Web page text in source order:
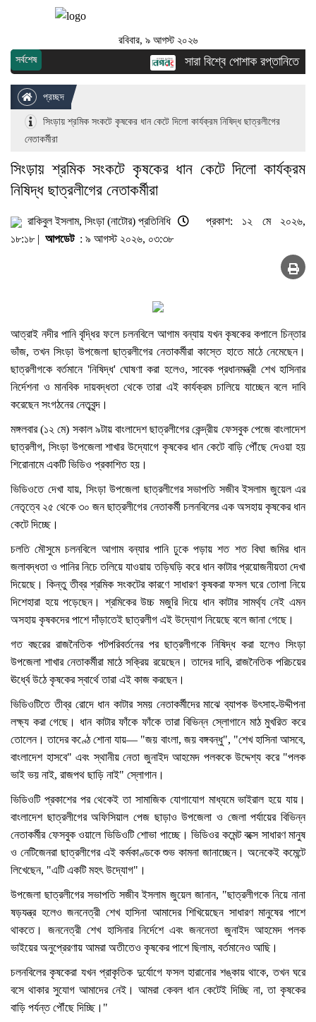
রবিবার, ৯ আগস্ট ২০২৬
সর্বশেষ সারা বিশ্বে পোশাক রপ্তানিতে
প্রচ্ছদ
সিংড়ায় শ্রমিক সংকটে কৃষকের ধান কেটে দিলো কার্যক্রম নিষিদ্ধ ছাত্রলীগের
নেতাকর্মীরা
সিংড়ায় শ্রমিক সংকটে কৃষকের ধান কেটে দিলো কার্যক্রম
নিষিদ্ধ ছাত্রলীগের নেতাকর্মীরা
রাকিবুল ইসলাম, সিংড়া (নাটোর) প্রতিনিধি
প্রকাশ: ১২ মে ২০২৬,
১৮:১৮ | আপডেট: ৯ আগস্ট ২০২৬, ০৩:৩৮
আত্রাই নদীর পানি বৃদ্ধির ফলে চলনবিলে আগাম বন্যায় যখন কৃষকের কপালে চিন্তার
ভাঁজ, তখন সিংড়া উপজেলা ছাত্রলীগের নেতাকর্মীরা কাস্তে হাতে মাঠে নেমেছেন।
ছাত্রলীগকে বর্তমানে 'নিষিদ্ধ' ঘোষণা করা হলেও, সাবেক প্রধানমন্ত্রী শেখ হাসিনার
নির্দেশনা ও মানবিক দায়বদ্ধতা থেকে তারা এই কার্যক্রম চালিয়ে যাচ্ছেন বলে দাবি
করেছেন সংগঠনের নেতৃবৃন্দ।
মঙ্গলবার (১২ মে) সকাল ৯টায় বাংলাদেশ ছাত্রলীগের কেন্দ্রীয় ফেসবুক পেজে বাংলাদেশ
ছাত্রলীগ, সিংড়া উপজেলা শাখার উদ্যোগে কৃষকের ধান কেটে বাড়ি পৌঁছে দেওয়া হয়
শিরোনামে একটি ভিডিও প্রকাশিত হয়।
ভিডিওতে দেখা যায়, সিংড়া উপজেলা ছাত্রলীগের সভাপতি সজীব ইসলাম জুয়েল এর
নেতৃত্বে ২৫ থেকে ৩০ জন ছাত্রলীগের নেতাকর্মী চলনবিলের এক অসহায় কৃষকের ধান
কেটে দিচ্ছে।
চলতি মৌসুমে চলনবিলে আগাম বন্যার পানি ঢুকে পড়ায় শত শত বিঘা জমির ধান
জলাবদ্ধতা ও পানির নিচে তলিয়ে যাওয়ায় তড়িঘড়ি করে ধান কাটার প্রয়োজনীয়তা দেখা
দিয়েছে। কিন্তু তীব্র শ্রমিক সংকটের কারণে সাধারণ কৃষকরা ফসল ঘরে তোলা নিয়ে
দিশেহারা হয়ে পড়েছেন। শ্রমিকের উচ্চ মজুরি দিয়ে ধান কাটার সামর্থ্য নেই এমন
অসহায় কৃষকদের পাশে দাঁড়াতেই ছাত্রলীগ এই উদ্যোগ নিয়েছে বলে জানা গেছে।
গত বছরের রাজনৈতিক পটপরিবর্তনের পর ছাত্রলীগকে নিষিদ্ধ করা হলেও সিংড়া
উপজেলা শাখার নেতাকর্মীরা মাঠে সক্রিয় রয়েছেন। তাদের দাবি, রাজনৈতিক পরিচয়ের
ঊর্ধ্বে উঠে কৃষকের স্বার্থে তারা এই কাজ করছেন।
ভিডিওটিতে তীব্র রোদে ধান কাটার সময় নেতাকর্মীদের মাঝে ব্যাপক উৎসাহ-উদ্দীপনা
লক্ষ্য করা গেছে। ধান কাটার ফাঁকে ফাঁকে তারা বিভিন্ন স্লোগানে মাঠ মুখরিত করে
তোলেন। তাদের কণ্ঠে শোনা যায়— "জয় বাংলা, জয় বঙ্গবন্ধু", "শেখ হাসিনা আসবে,
বাংলাদেশ হাসবে" এবং স্থানীয় নেতা জুনাইদ আহমেদ পলককে উদ্দেশ্য করে "পলক
ভাই ভয় নাই, রাজপথ ছাড়ি নাই" স্লোগান।
ভিডিওটি প্রকাশের পর থেকেই তা সামাজিক যোগাযোগ মাধ্যমে ভাইরাল হয়ে যায়।
বাংলাদেশ ছাত্রলীগের অফিসিয়াল পেজ ছাড়াও উপজেলা ও জেলা পর্যায়ের বিভিন্ন
নেতাকর্মীর ফেসবুক ওয়ালে ভিডিওটি শোভা পাচ্ছে। ভিডিওর কমেন্ট বক্সে সাধারণ মানুষ
ও নেটিজেনরা ছাত্রলীগের এই কর্মকাণ্ডকে শুভ কামনা জানাচ্ছেন। অনেকেই কমেন্টে
লিখেছেন, "এটি একটি মহৎ উদ্যোগ"।
উপজেলা ছাত্রলীগের সভাপতি সজীব ইসলাম জুয়েল জানান, "ছাত্রলীগকে নিয়ে নানা
ষড়যন্ত্র হলেও জননেত্রী শেখ হাসিনা আমাদের শিখিয়েছেন সাধারণ মানুষের পাশে
থাকতে। জননেত্রী শেখ হাসিনার নির্দেশে এবং জননেতা জুনাইদ আহমেদ পলক
ভাইয়ের অনুপ্রেরণায় আমরা অতীতেও কৃষকের পাশে ছিলাম, বর্তমানেও আছি।
চলনবিলের কৃষকেরা যখন প্রাকৃতিক দুর্যোগে ফসল হারানোর শঙ্কায় থাকে, তখন ঘরে
বসে থাকার সুযোগ আমাদের নেই। আমরা কেবল ধান কেটেই দিচ্ছি না, তা কৃষকের
বাড়ি পর্যন্ত পৌঁছে দিচ্ছি।"